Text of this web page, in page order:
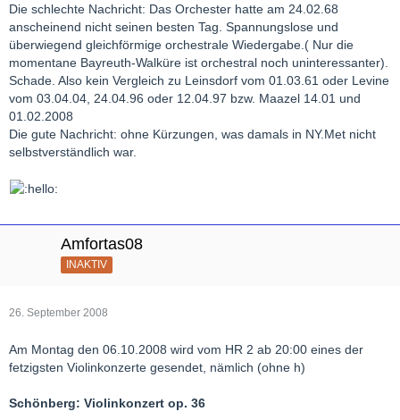
Die schlechte Nachricht: Das Orchester hatte am 24.02.68
anscheinend nicht seinen besten Tag. Spannungslose und
überwiegend gleichförmige orchestrale Wiedergabe.( Nur die
momentane Bayreuth-Walküre ist orchestral noch uninteressanter).
Schade. Also kein Vergleich zu Leinsdorf vom 01.03.61 oder Levine
vom 03.04.04, 24.04.96 oder 12.04.97 bzw. Maazel 14.01 und
01.02.2008
Die gute Nachricht: ohne Kürzungen, was damals in NY.Met nicht
selbstverständlich war.
Amfortas08
INAKTIV
26. September 2008
Am Montag den 06.10.2008 wird vom HR 2 ab 20:00 eines der
fetzigsten Violinkonzerte gesendet, nämlich (ohne h)
Schönberg: Violinkonzert op. 36